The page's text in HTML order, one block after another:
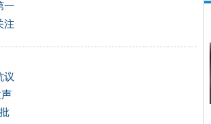
一
注
议